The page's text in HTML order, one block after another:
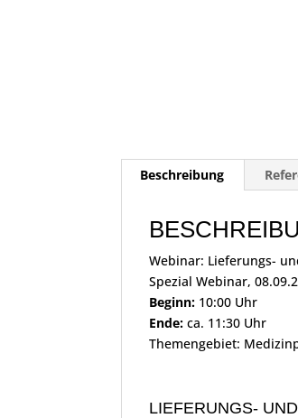
Beschreibung
Webinar: Lieferungs-
Spezial Webinar,
Beginn: 10:00 Uhr
Ende: ca. 11:30 Uhr
Themengebiet:
LIEFERUNGS-